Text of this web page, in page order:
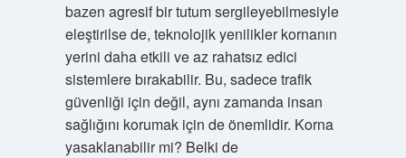
bazen agresif bir tutum sergileyebilmesiyle
eleştirilse de, teknolojik yenilikler kornanın
yerini daha etkili ve az rahatsız edici
sistemlere bırakabilir. Bu, sadece trafik
güvenliği için değil, aynı zamanda insan
sağlığını korumak için de önemlidir. Korna
yasaklanabilir mi? Belki de